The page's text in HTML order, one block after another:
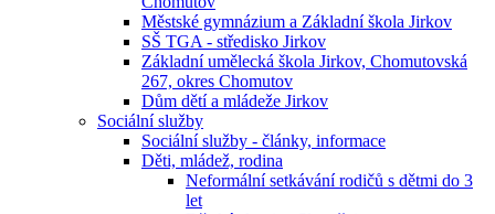
Městské gymnázium a Základní škola Jirkov
SŠ TGA - středisko Jirkov
Základní umělecká škola Jirkov, Chomutovská
267, okres Chomutov
Dům dětí a mládeže Jirkov
Sociální služby
Sociální služby - články, informace
Děti, mládež, rodina
Neformální setkávání rodičů s dětmi do 3
let